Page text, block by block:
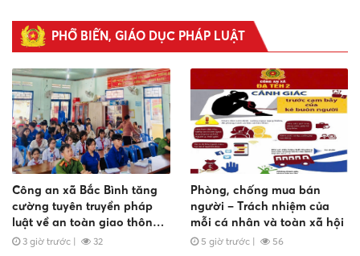
PHỔ BIẾN, GIÁO DỤC PHÁP LUẬT
Công an xã Bắc Bình tăng
cường tuyên truyền pháp
luật về an toàn giao thông,
phòng chống đuối nước và
3 giờ trước | 32
Phòng, chống mua bán
người – Trách nhiệm của
mỗi cá nhân và toàn xã hội
5 giờ trước| 56